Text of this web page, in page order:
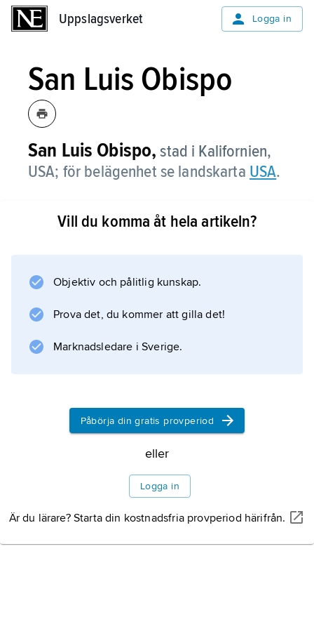
Uppslagsverket Logga in
San Luis Obispo
San Luis Obispo, stad i Kalifornien,
USA; för belägenhet se landskarta USA.
Vill du komma åt hela artikeln?
Objektiv och pålitlig kunskap.
Prova det, du kommer att gilla det!
Marknadsledare i Sverige.
Påbörja din gratis provperiod
eller
Logga in
Är du lärare? Starta din kostnadsfria provperiod härifrån.